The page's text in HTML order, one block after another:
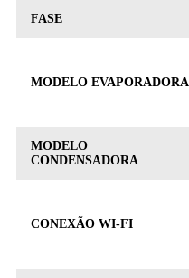
FASE
MODELO EVAPORADORA
MODELO
CONDENSADORA
CONEXÃO WI-FI